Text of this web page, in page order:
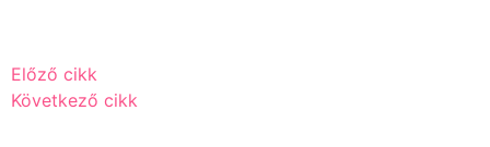
Előző cikk
Következő cikk